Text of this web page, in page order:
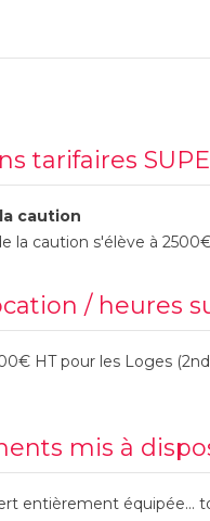
tarifaires
caution
la caution s'élève à
/ heures
HT pour les Loges
mis à
entièrement équipée...